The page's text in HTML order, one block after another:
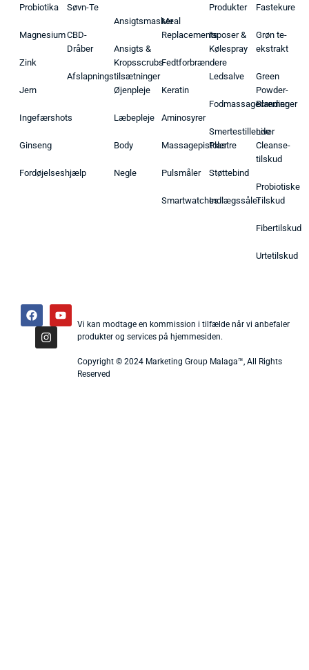
Probiotika
Magnesium
Zink
Jern
Ingefærshots
Ginseng
Fordøjelseshjælp
Søvn-Te
CBD-
Dråber
Afslapningstilsætninger
Ansigtsmasker
Ansigts &
Kropsscrubs
Øjenpleje
Læbepleje
Body
Negle
Meal
Replacements
Fedtforbrændere
Keratin
Aminosyrer
Massagepistoler
Pulsmåler
Smartwatches
Produkter
Isposer &
Kølespray
Ledsalve
Fodmassagecremer
Smertestillende
Plastre
Støttebind
Indlægssåler
Fastekure
Grøn te-
ekstrakt
Green
Powder-
Blandinger
Liver
Cleanse-
tilskud
Probiotiske
Tilskud
Fibertilskud
Urtetilskud
Vi kan modtage en kommission i tilfælde når vi anbefaler
produkter og services på hjemmesiden.
Copyright © 2024 Marketing Group Malaga™, All Rights
Reserved